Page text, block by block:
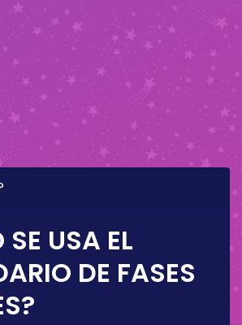
USA EL
DE FASES